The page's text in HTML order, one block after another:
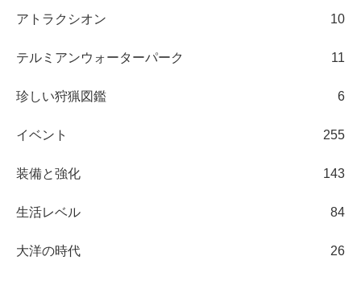
アトラクシオン 10
テルミアンウォーターパーク 11
珍しい狩猟図鑑 6
イベント 255
装備と強化 143
生活レベル 84
大洋の時代 26